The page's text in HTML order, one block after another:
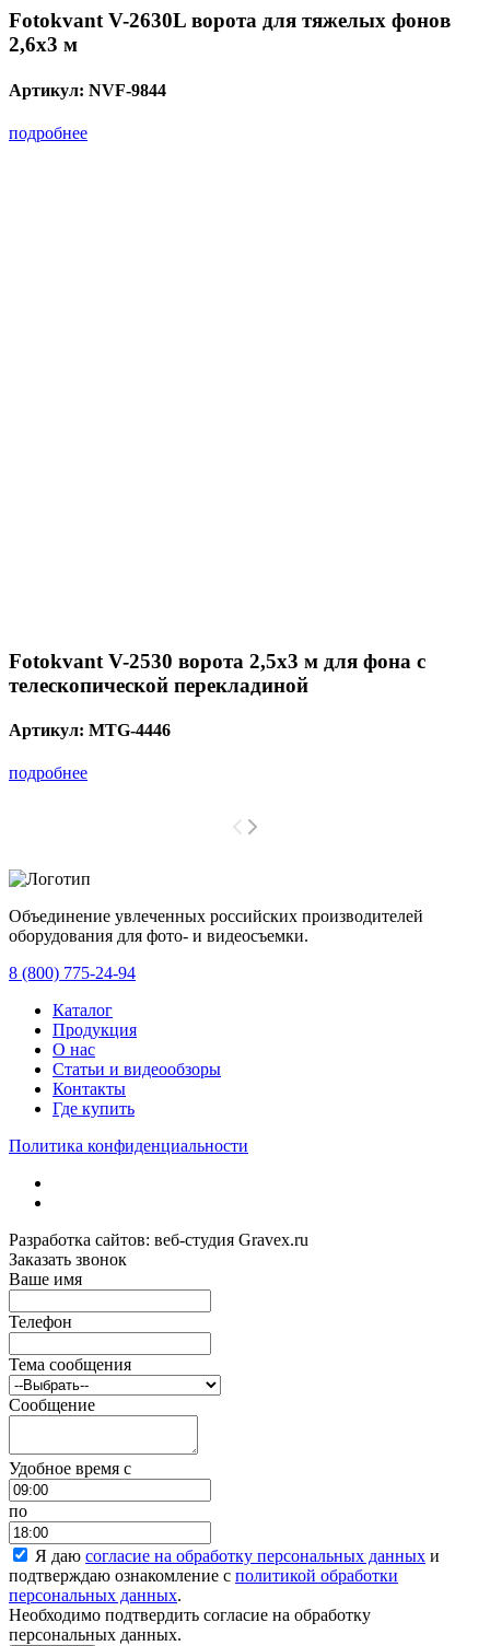
Fotokvant V-2630L ворота для тяжелых фонов
2,6х3 м
Артикул: NVF-9844
подробнее
Fotokvant V-2530 ворота 2,5х3 м для фона с
телескопической перекладиной
Артикул: MTG-4446
подробнее
Объединение увлеченных российских производителей
оборудования для фото- и видеосъемки.
8 (800) 775-24-94
Каталог
Продукция
О нас
Статьи и видеообзоры
Контакты
Где купить
Политика конфиденциальности
Разработка сайтов: веб-студия Gravex.ru
Заказать звонок
Ваше имя
Телефон
Тема сообщения
Сообщение
Удобное время c
по
Я даю согласие на обработку персональных данных и
подтверждаю ознакомление с политикой обработки
персональных данных.
Необходимо подтвердить согласие на обработку
персональных данных.